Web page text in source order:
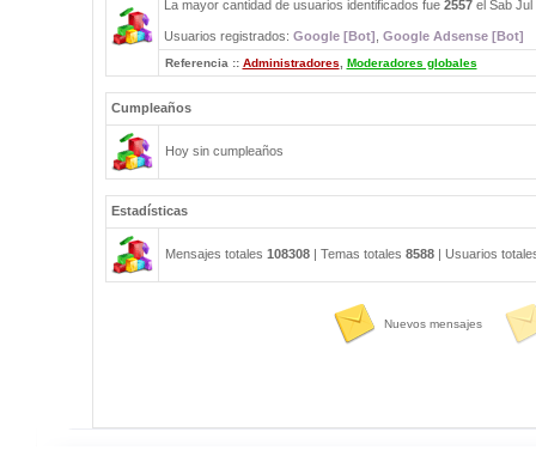
La mayor cantidad de usuarios identificados fue 2557el Sab Jul
Usuarios registrados: Google [Bot] Google Adsense [Bot]
Referencia :: Administradores Moderadores globales
Cumpleaños
Hoy sin cumpleaños
Estadísticas
Mensajes totales 108308| Temas totales 8588| Usuarios
Nuevos mensajes